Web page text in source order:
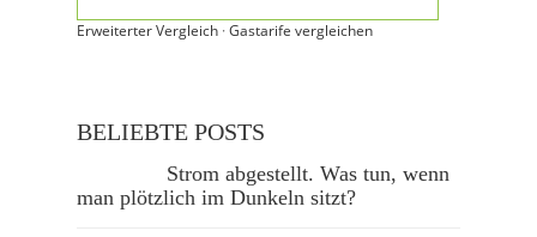
Erweiterter Vergleich ·Gastarife vergleichen
BELIEBTE POSTS
Strom abgestellt. Was tun, wenn
man plötzlich im Dunkeln sitzt?